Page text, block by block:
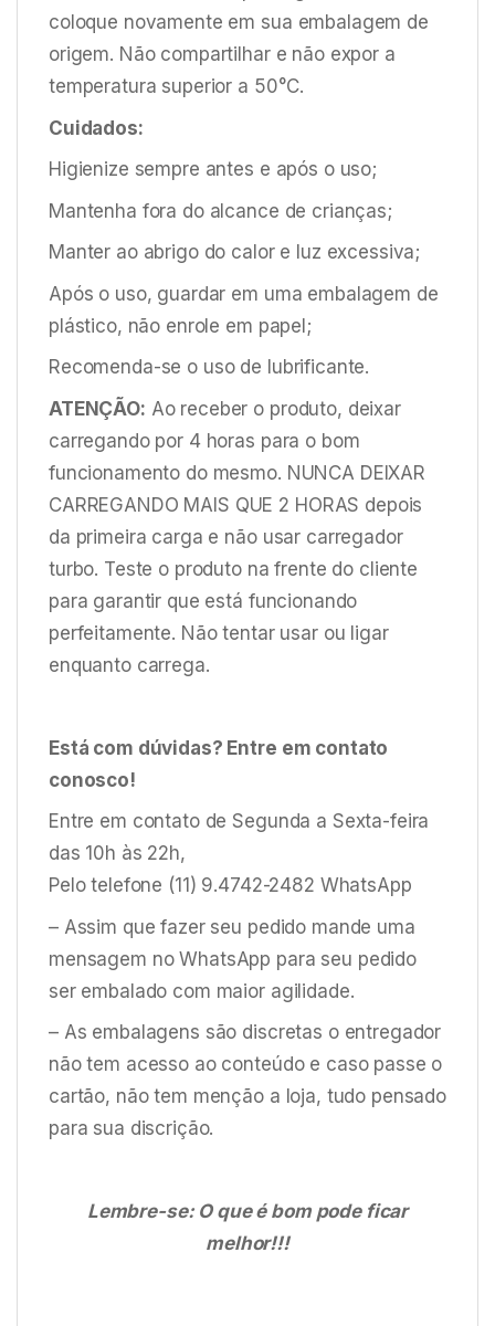
coloque novamente em sua embalagem de
origem. Não compartilhar e não expor a
temperatura superior a 50°C.
Cuidados:
Higienize sempre antes e após o uso;
Mantenha fora do alcance de crianças;
Manter ao abrigo do calor e luz excessiva;
Após o uso, guardar em uma embalagem de
plástico, não enrole em papel;
Recomenda-se o uso de lubrificante.
ATENÇÃO: Ao receber o produto, deixar
carregando por 4 horas para o bom
funcionamento do mesmo. NUNCA DEIXAR
CARREGANDO MAIS QUE 2 HORAS depois
da primeira carga e não usar carregador
turbo. Teste o produto na frente do cliente
para garantir que está funcionando
perfeitamente. Não tentar usar ou ligar
enquanto carrega.
Está com dúvidas? Entre em contato
conosco!
Entre em contato de Segunda a Sexta-feira
das 10h às 22h,
Pelo telefone (11) 9.4742-2482 WhatsApp
– Assim que fazer seu pedido mande uma
mensagem no WhatsApp para seu pedido
ser embalado com maior agilidade.
– As embalagens são discretas o entregador
não tem acesso ao conteúdo e caso passe o
cartão, não tem menção a loja, tudo pensado
para sua discrição.
Lembre-se: O que é bom pode ficar
melhor!!!